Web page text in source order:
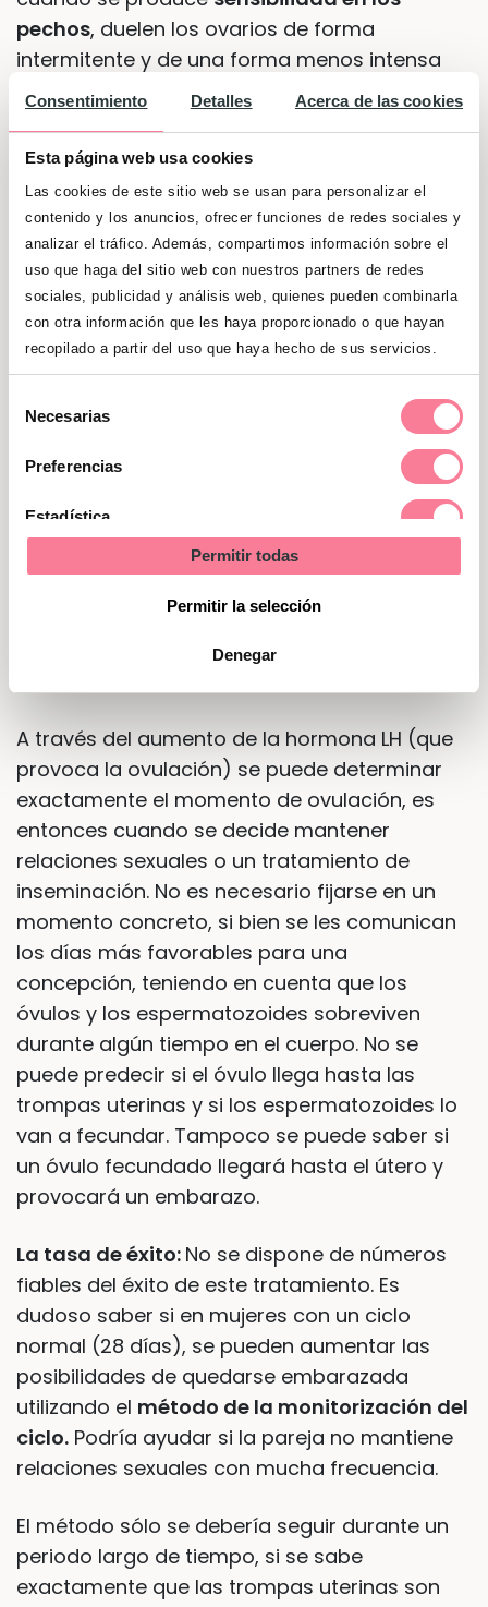
Consentimiento Detalles Acerca de las cookies
Esta página web usa cookies
Las cookies de este sitio web se usan para personalizar el
contenido y los anuncios, ofrecer funciones de redes sociales y
analizar el tráfico. Además, compartimos información sobre el
uso que haga del sitio web con nuestros partners de redes
sociales, publicidad y análisis web, quienes pueden combinarla
con otra información que les haya proporcionado o que hayan
recopilado a partir del uso que haya hecho de sus servicios.
Necesarias
Preferencias
Estadística
Permitir todas
Permitir la selección
Denegar
pechos, duelen los ovarios de forma
intermitente y de una forma menos intensa
que durante la menstruación y cuando
del moco cervical.
Por último, es muy importante que tengas en
cuenta que puedes estar cometiendo algunos
errores al calcular la fecha de ovulación.
La monitorización del ciclo
menstrual
El método:
Mediante ecografías se puede
determinar durante la monitorización del ciclo
en qué ovario se forma un folículo y el
tamaño que tiene. Si se espera una ovulación
once del ciclo. De forma paralela a las
ecografías se hacen análisis de sangre y de
A través del aumento de la hormona LH (que
provoca la ovulación) se puede determinar
exactamente el momento de ovulación, es
entonces cuando se decide mantener
relaciones sexuales o un tratamiento de
inseminación. No es necesario fijarse en un
momento concreto, si bien se les comunican
los días más favorables para una
concepción, teniendo en cuenta que los
óvulos y los espermatozoides sobreviven
durante algún tiempo en el cuerpo. No se
puede predecir si el óvulo llega hasta las
trompas uterinas y si los espermatozoides lo
van a fecundar. Tampoco se puede saber si
un óvulo fecundado llegará hasta el útero y
provocará un embarazo.
La tasa de éxito: No se dispone de números
fiables del éxito de este tratamiento. Es
dudoso saber si en mujeres con un ciclo
normal (28 días), se pueden aumentar las
posibilidades de quedarse embarazada
utilizando el método de la monitorización del
ciclo. Podría ayudar si la pareja no mantiene
relaciones sexuales con mucha frecuencia.
El método sólo se debería seguir durante un
periodo largo de tiempo, si se sabe
exactamente que las trompas uterinas son